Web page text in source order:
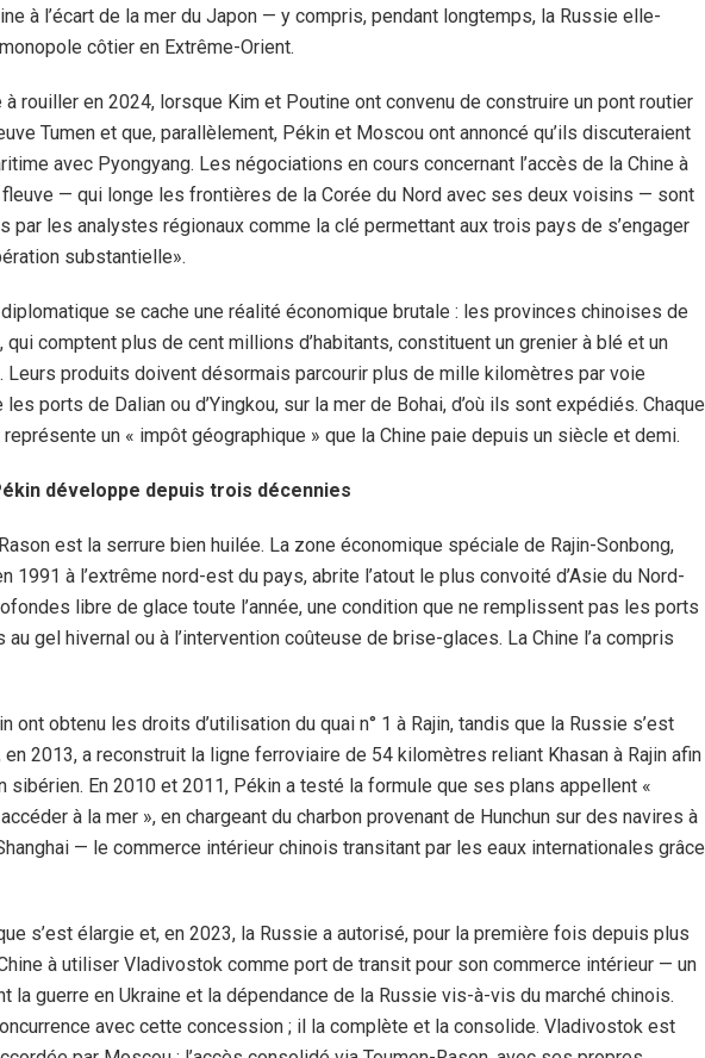
à l’écart de la mer du Japon — y compris, pendant longtemps, la Russie elle-
côtier en Extrême-Orient.
à rouiller en 2024, lorsque Kim et Poutine ont convenu de construire un pont routier
Tumen et que, parallèlement, Pékin et Moscou ont annoncé qu’ils discuteraient
avec Pyongyang. Les négociations en cours concernant l’accès de la Chine à
fleuve — qui longe les frontières de la Corée du Nord avec ses deux voisins — sont
par les analystes régionaux comme la clé permettant aux trois pays de s’engager
substantielle».
se cache une réalité économique brutale : les provinces chinoises de
comptent plus de cent millions d’habitants, constituent un grenier à blé et un
Leurs produits doivent désormais parcourir plus de mille kilomètres par voie
ports de Dalian ou d’Yingkou, sur la mer de Bohai, d’où ils sont expédiés. Chaque
un « impôt géographique » que la Chine paie depuis un siècle et demi.
développe depuis trois décennies
est la serrure bien huilée. La zone économique spéciale de Rajin-Sonbong,
1991 à l’extrême nord-est du pays, abrite l’atout le plus convoité d’Asie du Nord-
libre de glace toute l’année, une condition que ne remplissent pas les ports
gel hivernal ou à l’intervention coûteuse de brise-glaces. La Chine l’a compris
ont obtenu les droits d’utilisation du quai n° 1 à Rajin, tandis que la Russie s’est
en 2013, a reconstruit la ligne ferroviaire de 54 kilomètres reliant Khasan à Rajin afin
sibérien. En 2010 et 2011, Pékin a testé la formule que ses plans appellent «
à la mer », en chargeant du charbon provenant de Hunchun sur des navires à
— le commerce intérieur chinois transitant par les eaux internationales grâce
s’est élargie et, en 2023, la Russie a autorisé, pour la première fois depuis plus
à utiliser Vladivostok comme port de transit pour son commerce intérieur — un
la guerre en Ukraine et la dépendance de la Russie vis-à-vis du marché chinois.
avec cette concession ; il la complète et la consolide. Vladivostok est